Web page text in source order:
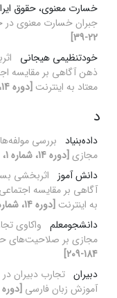
خسارت معنوی، حقوق
جبران خسارت معنوی در
22-39]
خودتنظیمی هیجانی
ذهن آگاهی بر مقایسه
معتاد به اینترنت [دوره 14، شماره 2، 1404، صفحه 266-286]
د
داده‌بنیاد بررسی
مجازی [دوره 14، شماره 1، 1404، صفحه 271-292]
دانش آموز
اثربخشی
آگاهی بر مقایسه
به اینترنت [دوره 14، شماره 2، 1404، صفحه 266-286]
دانشجومعلم واکاوی
مجازی بر صلاحیت‌های
184-209]
دبیران تجارب دبیران
آموزش زبان فارسی [دوره 14، شماره 1، 1404، صفحه 248-270]